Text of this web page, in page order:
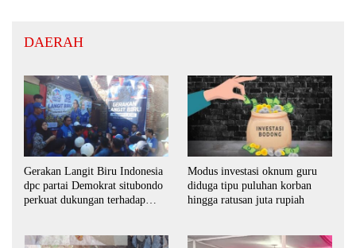
DAERAH
Gerakan Langit Biru Indonesia
dpc partai Demokrat situbondo
perkuat dukungan terhadap
Modus investasi oknum guru
diduga tipu puluhan korban
hingga ratusan juta rupiah